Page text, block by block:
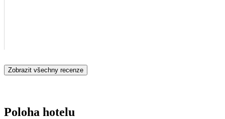
Zobrazit všechny recenze
Poloha hotelu